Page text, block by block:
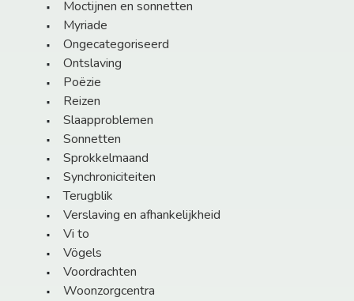
Moctijnen en sonnetten
Myriade
Ongecategoriseerd
Ontslaving
Poëzie
Reizen
Slaapproblemen
Sonnetten
Sprokkelmaand
Synchroniciteiten
Terugblik
Verslaving en afhankelijkheid
Vi to
Vögels
Voordrachten
Woonzorgcentra